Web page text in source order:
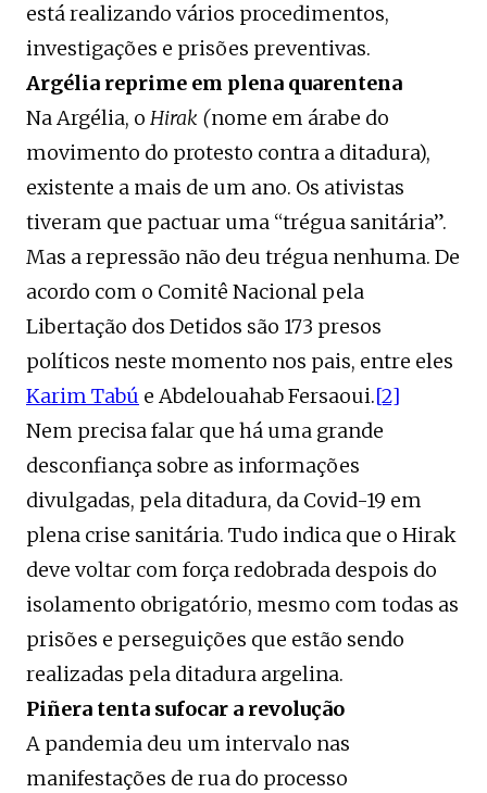
está realizando vários procedimentos,
investigações e prisões preventivas.
Argélia reprime em plena quarentena
Na Argélia, o Hirak (nome em árabe do
movimento do protesto contra a ditadura),
existente a mais de um ano. Os ativistas
tiveram que pactuar uma “trégua sanitária”.
Mas a repressão não deu trégua nenhuma. De
acordo com o Comitê Nacional pela
Libertação dos Detidos são 173 presos
políticos neste momento nos pais, entre eles
Karim Tabú e Abdelouahab Fersaoui.[2]
Nem precisa falar que há uma grande
desconfiança sobre as informações
divulgadas, pela ditadura, da Covid-19 em
plena crise sanitária. Tudo indica que o Hirak
deve voltar com força redobrada despois do
isolamento obrigatório, mesmo com todas as
prisões e perseguições que estão sendo
realizadas pela ditadura argelina.
Piñera tenta sufocar a revolução
A pandemia deu um intervalo nas
manifestações de rua do processo